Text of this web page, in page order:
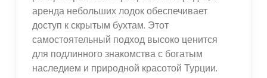
аренда небольших лодок обеспечивает
доступ к скрытым бухтам. Этот
самостоятельный подход высоко ценится
для подлинного знакомства с богатым
наследием и природной красотой Турции.